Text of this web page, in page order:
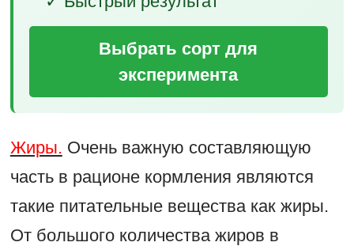
Выбрать сорт для
эксперимента
Жиры. Очень важную составляющую
часть в рационе кормления являются
такие питательные вещества как жиры.
От большого количества жиров в